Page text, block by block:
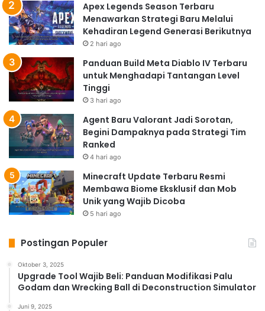
Apex Legends Season Terbaru
Menawarkan Strategi Baru Melalui
Kehadiran Legend Generasi Berikutnya
2 hari ago
Panduan Build Meta Diablo IV Terbaru
untuk Menghadapi Tantangan Level
Tinggi
3 hari ago
Agent Baru Valorant Jadi Sorotan,
Begini Dampaknya pada Strategi Tim
Ranked
4 hari ago
Minecraft Update Terbaru Resmi
Membawa Biome Eksklusif dan Mob
Unik yang Wajib Dicoba
5 hari ago
Postingan Populer
Oktober 3, 2025
Upgrade Tool Wajib Beli: Panduan Modifikasi Palu
Godam dan Wrecking Ball di Deconstruction Simulator
Juni 9, 2025